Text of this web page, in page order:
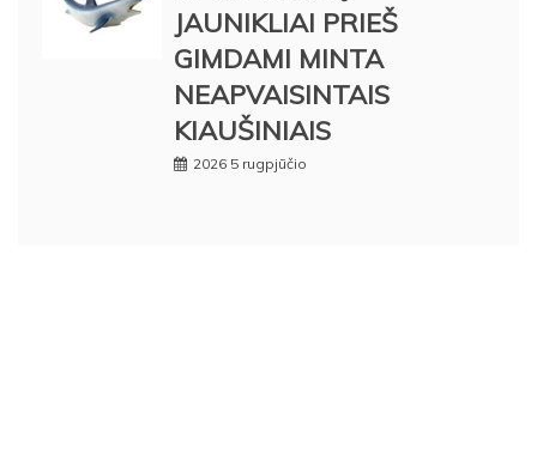
JAUNIKLIAI PRIEŠ
GIMDAMI MINTA
NEAPVAISINTAIS
KIAUŠINIAIS
2026 5 rugpjūčio